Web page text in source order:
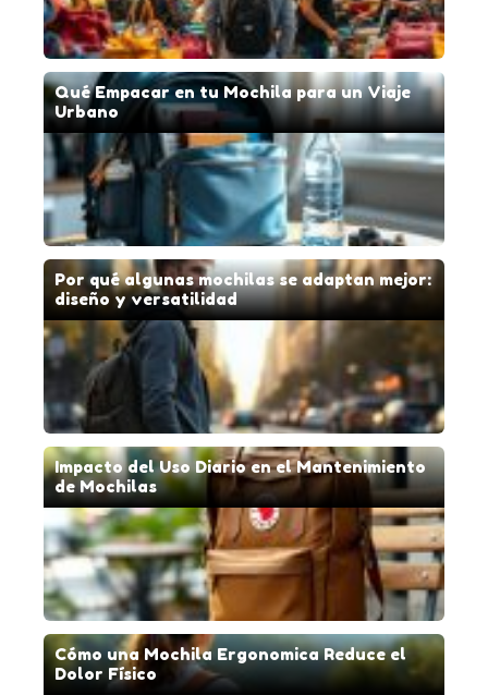
Qué Empacar en tu Mochila para un Viaje
Urbano
Por qué algunas mochilas se adaptan mejor:
diseño y versatilidad
Impacto del Uso Diario en el Mantenimiento
de Mochilas
Cómo una Mochila Ergonomica Reduce el
Dolor Físico